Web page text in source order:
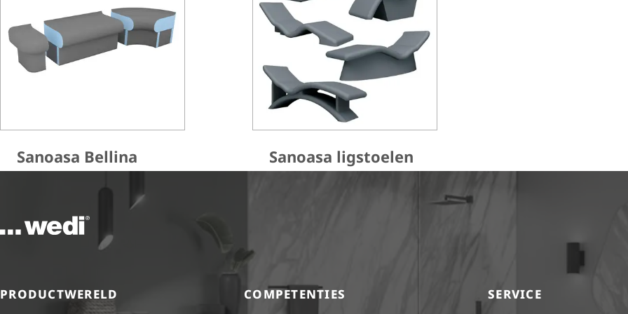
Sanoasa Bellina Sanoasa ligstoelen
Naar de startpagina
PRODUCTWERELD COMPETENTIES SERVICE